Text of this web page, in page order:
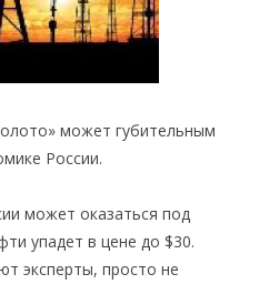
может губительным
России.
может оказаться под
упадет в цене до $30.
эксперты, просто не